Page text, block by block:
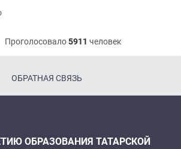
Проголосовало5911 человек
ОБРАТНАЯ СВЯЗЬ
ОБРАЗОВАНИЯ ТАТАРСКОЙ